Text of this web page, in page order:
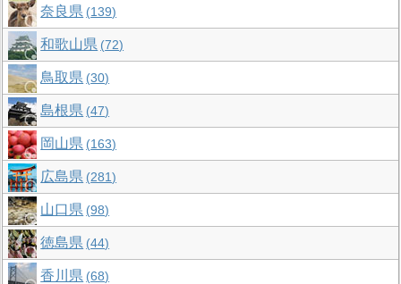
奈良県 139
和歌山県 72
鳥取県 30
島根県 47
岡山県 163
広島県 281
山口県 98
徳島県 44
香川県 68